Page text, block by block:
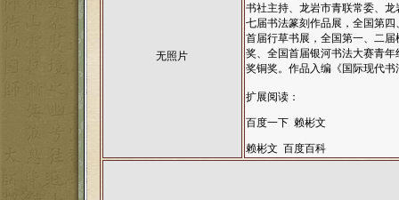
无照片
书社主持、龙岩市青联常委、
七届书法篆刻作品展，全国第
首届行草书展，全国第一、二
奖、全国首届银河书法大赛青
奖铜奖。作品入编《国际现代
扩展阅读：
百度一下 赖彬文
赖彬文 百度百科